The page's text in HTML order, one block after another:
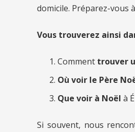
domicile. Préparez-vous
Vous trouverez ainsi
Comment trouver
Où voir le Père
Que voir à Noël à
Si souvent, nous